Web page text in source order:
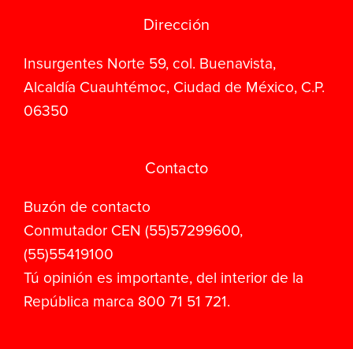
Dirección
Insurgentes Norte 59, col. Buenavista,
Alcaldía Cuauhtémoc, Ciudad de México, C.P.
06350
Contacto
Buzón de contacto
Conmutador CEN (55)57299600,
(55)55419100
Tú opinión es importante, del interior de la
República marca 800 71 51 721.